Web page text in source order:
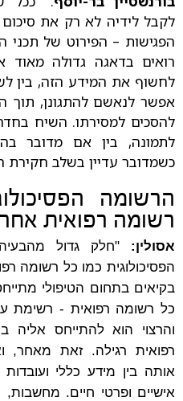
לקבל לידיה לא רק את
הפגישות – הפירוט של תכני
רואים בדאגה גדולה
לחשוף את המידע הזה, בין
אפשר לנאשם להתגונן, תוך
להסכים למסירתו. השיח
לתמונה, בין אם מדובר
כשמדובר עדיין בשלב חקירת
הרשומה
רשומה רפואית
אסולין: "חלק גדול
הפסיכולוגית כמו כל רשומה
בקיאים בתחום הטיפולי
כל רשומה רפואית - רשימת
והרצוי הוא להתייחס אליה
רפואית רגילה. זאת מאחר,
אותה בין מידע כללי
אישיים ופרטי חיים.